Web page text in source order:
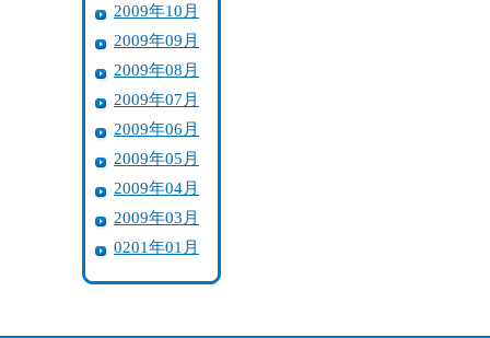
2009年10月
2009年09月
2009年08月
2009年07月
2009年06月
2009年05月
2009年04月
2009年03月
0201年01月